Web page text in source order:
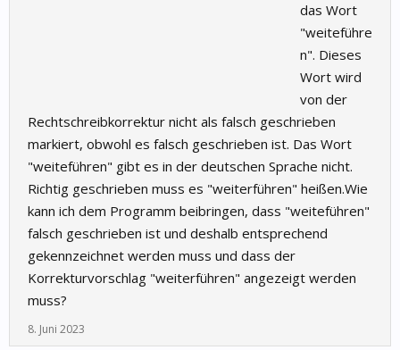
das Wort
"weiteführe
n". Dieses
Wort wird
von der
Rechtschreibkorrektur nicht als falsch geschrieben
markiert, obwohl es falsch geschrieben ist. Das Wort
"weiteführen" gibt es in der deutschen Sprache nicht.
Richtig geschrieben muss es "weiterführen" heißen.Wie
kann ich dem Programm beibringen, dass "weiteführen"
falsch geschrieben ist und deshalb entsprechend
gekennzeichnet werden muss und dass der
Korrekturvorschlag "weiterführen" angezeigt werden
muss?
8. Juni 2023